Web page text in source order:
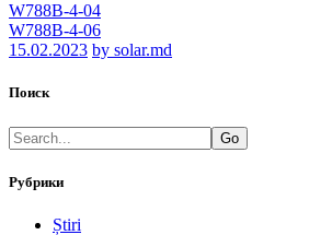
W788B-4-04
W788B-4-06
15.02.2023 by solar.md
Поиск
Go
Рубрики
Știri